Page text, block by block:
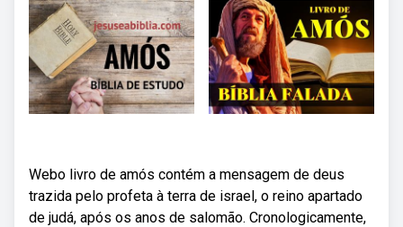
Webo livro de amós contém a mensagem de deus
trazida pelo profeta à terra de israel, o reino apartado
de judá, após os anos de salomão. Cronologicamente,